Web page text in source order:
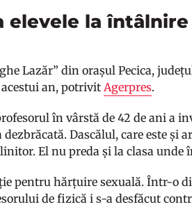
elevele la întâlnire
Lazăr” din orașul Pecica,
acestui an, potrivitAgerpres.
în vârstă de 42 de ani a
Dascălul, care este și
El nu preda și la clasa unde
pentru hărțuire sexuală. Într-o
de fizică i s-a desfăcut